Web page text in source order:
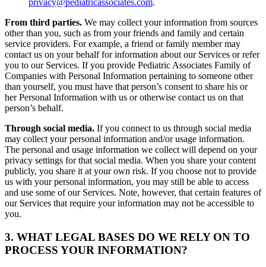
privacy@pediatricassociates.com.
From third parties. We may collect your information from sources
other than you, such as from your friends and family and certain
service providers. For example, a friend or family member may
contact us on your behalf for information about our Services or refer
you to our Services. If you provide Pediatric Associates Family of
Companies with Personal Information pertaining to someone other
than yourself, you must have that person’s consent to share his or
her Personal Information with us or otherwise contact us on that
person’s behalf.
Through social media. If you connect to us through social media
may collect your personal information and/or usage information.
The personal and usage information we collect will depend on your
privacy settings for that social media. When you share your content
publicly, you share it at your own risk. If you choose not to provide
us with your personal information, you may still be able to access
and use some of our Services. Note, however, that certain features of
our Services that require your information may not be accessible to
you.
3. WHAT LEGAL BASES DO WE RELY ON TO
PROCESS YOUR INFORMATION?